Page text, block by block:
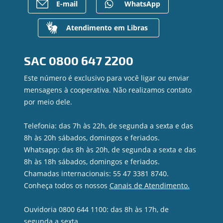
Gerenciar Cookies
Para empresas
Regularização de dívidas
Valores a Receber
Contato
Ouvidoria
E-mail WhatsApp
Atendimento em Libras
SAC 0800 647 2200
Este número é exclusivo para você ligar ou enviar
mensagens à cooperativa. Não realizamos contato
por meio dele.
Telefonia: das 7h às 22h, de segunda a sexta e das
8h às 20h sábados, domingos e feriados.
Whatsapp: das 8h às 20h, de segunda a sexta e das
8h às 18h sábados, domingos e feriados.
Chamadas internacionais: 55 47 3381 8740.
Conheça todos os nossos Canais de Atendimento.
Ouvidoria 0800 644 1100: das 8h às 17h, de